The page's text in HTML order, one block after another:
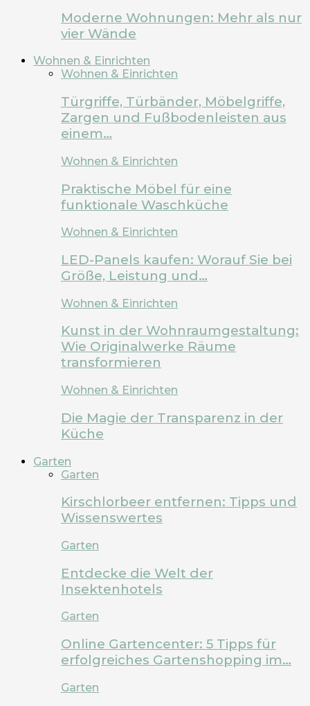
Moderne Wohnungen: Mehr als nur
vier Wände
Wohnen & Einrichten
Wohnen & Einrichten
Türgriffe, Türbänder, Möbelgriffe,
Zargen und Fußbodenleisten aus
einem…
Wohnen & Einrichten
Praktische Möbel für eine
funktionale Waschküche
Wohnen & Einrichten
LED-Panels kaufen: Worauf Sie bei
Größe, Leistung und…
Wohnen & Einrichten
Kunst in der Wohnraumgestaltung:
Wie Originalwerke Räume
transformieren
Wohnen & Einrichten
Die Magie der Transparenz in der
Küche
Garten
Garten
Kirschlorbeer entfernen: Tipps und
Wissenswertes
Garten
Entdecke die Welt der
Insektenhotels
Garten
Online Gartencenter: 5 Tipps für
erfolgreiches Gartenshopping im…
Garten